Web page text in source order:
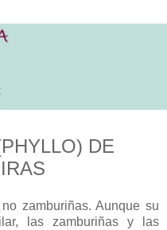
DE
zamburiñas. Aunque su
las zamburiñas y las